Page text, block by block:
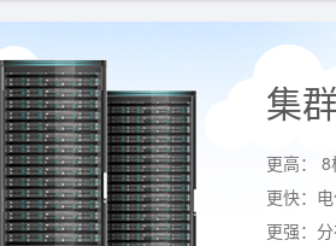
集
更高：
更快：
更强：